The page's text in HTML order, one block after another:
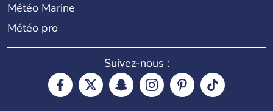
Météo Marine
Météo pro
Suivez-nous :